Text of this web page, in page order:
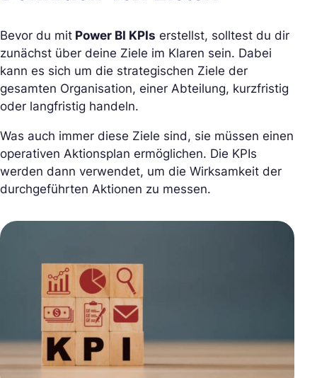
Bevor du mit Power BI KPIs erstellst, solltest du dir
zunächst über deine Ziele im Klaren sein. Dabei
kann es sich um die strategischen Ziele der
gesamten Organisation, einer Abteilung, kurzfristig
oder langfristig handeln.
Was auch immer diese Ziele sind, sie müssen einen
operativen Aktionsplan ermöglichen. Die KPIs
werden dann verwendet, um die Wirksamkeit der
durchgeführten Aktionen zu messen.